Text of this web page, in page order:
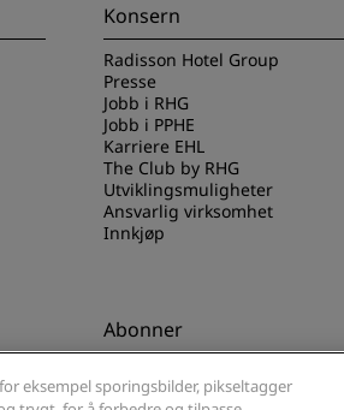
Konsern
Radisson Hotel Group
Presse
Jobb i RHG
Jobb i PPHE
Karriere EHL
The Club by RHG
Utviklingsmuligheter
Ansvarlig virksomhet
Innkjøp
Abonner
populære tilbudene våre
eksempel sporingsbilder, pikseltagger